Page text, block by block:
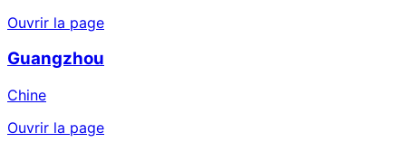
Ouvrir la page
Guangzhou
Chine
Ouvrir la page